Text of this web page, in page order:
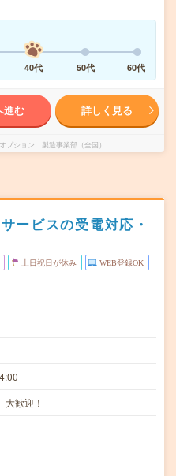
40代 50代 60代
進む 詳しく見る
プション 製造事業部（全国）
ービスの受電対応・
土日祝日が休み WEB登録OK
歓迎！